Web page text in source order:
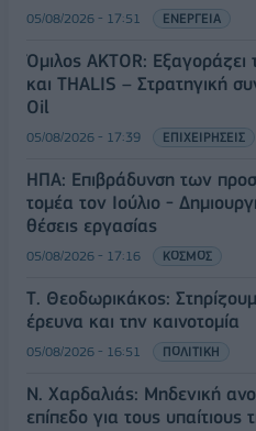
05/08/2026 - 17:51 ΕΝΕΡΓΕΙΑ
Όμιλος AKTOR:
και THALIS – Στρατηγική
Oil
05/08/2026 - 17:39 ΕΠΙΧΕΙΡΗΣΕΙΣ
ΗΠΑ: Επιβράδυνση των
τομέα τον Ιούλιο -
θέσεις εργασίας
05/08/2026 - 17:16 ΚΟΣΜΟΣ
Τ. Θεοδωρικάκος:
έρευνα και την καινοτομία
05/08/2026 - 16:51 ΠΟΛΙΤΙΚΗ
Ν. Χαρδαλιάς: Μηδενική
επίπεδο για τους υπαίτιους